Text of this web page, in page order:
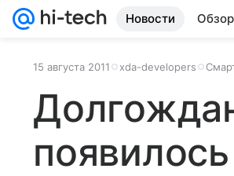
Новости
15 августа 2011 xda-developers